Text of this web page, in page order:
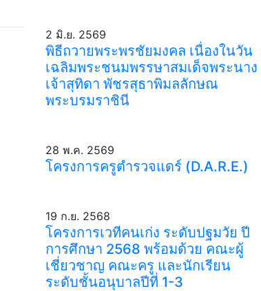
2 มิ.ย. 2569
พิธีถวายพระพรชัยมงคล เนื่องในวัน
เฉลิมพระชนมพรรษาสมเด็จพระนาง
เจ้าสุทิดา พัชรสุธาพิมลลักษณ
พระบรมราชินี
28 พ.ค. 2569
โครงการครูตำรวจแดร์ (D.A.R.E.)
19 ก.ย. 2568
โครงการเวทีคนเก่ง ระดับปฐมวัย ปี
การศึกษา 2568 พร้อมด้วย คณะผู้
เชี่ยวชาญ คณะครู และนักเรียน
ระดับชั้นอนุบาลปีที่ 1-3